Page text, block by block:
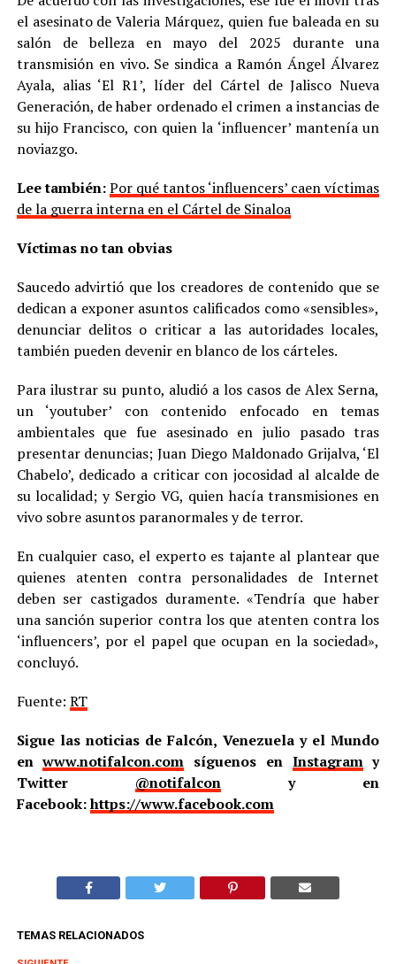
el asesinato de Valeria Márquez, quien fue baleada en su
salón de belleza en mayo del 2025 durante una
transmisión en vivo. Se sindica a Ramón Ángel Álvarez
Ayala, alias ‘El R1’, líder del Cártel de Jalisco Nueva
Generación, de haber ordenado el crimen a instancias de
su hijo Francisco, con quien la ‘influencer’ mantenía un
noviazgo.
Lee también:Por qué tantos ‘influencers’ caen víctimas
de la guerra interna en el Cártel de Sinaloa
Víctimas no tan obvias
Saucedo advirtió que los creadores de contenido que se
dedican a exponer asuntos calificados como «sensibles»,
denunciar delitos o criticar a las autoridades locales,
también pueden devenir en blanco de los cárteles.
Para ilustrar su punto, aludió a los casos de Alex Serna,
un ‘youtuber’ con contenido enfocado en temas
ambientales que fue asesinado en julio pasado tras
presentar denuncias; Juan Diego Maldonado Grijalva, ‘El
Chabelo’, dedicado a criticar con jocosidad al alcalde de
su localidad; y Sergio VG, quien hacía transmisiones en
vivo sobre asuntos paranormales y de terror.
En cualquier caso, el experto es tajante al plantear que
quienes atenten contra personalidades de Internet
deben ser castigados duramente. «Tendría que haber
una sanción superior contra los que atenten contra los
‘influencers’, por el papel que ocupan en la sociedad»,
concluyó.
Fuente: RT
Sigue las noticias de Falcón, Venezuela y el Mundo
enwww.notifalcon.com síguenos en Instagramy
Twitter @notifalcony en
Facebook:https://www.facebook.com
TEMAS RELACIONADOS